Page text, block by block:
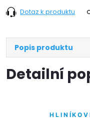
Dotaz k produktu
Popis produktu
Detailní